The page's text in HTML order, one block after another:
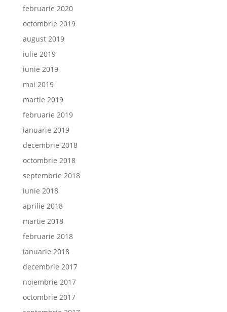
februarie 2020
octombrie 2019
august 2019
iulie 2019
iunie 2019
mai 2019
martie 2019
februarie 2019
ianuarie 2019
decembrie 2018
octombrie 2018
septembrie 2018
iunie 2018
aprilie 2018
martie 2018
februarie 2018
ianuarie 2018
decembrie 2017
noiembrie 2017
octombrie 2017